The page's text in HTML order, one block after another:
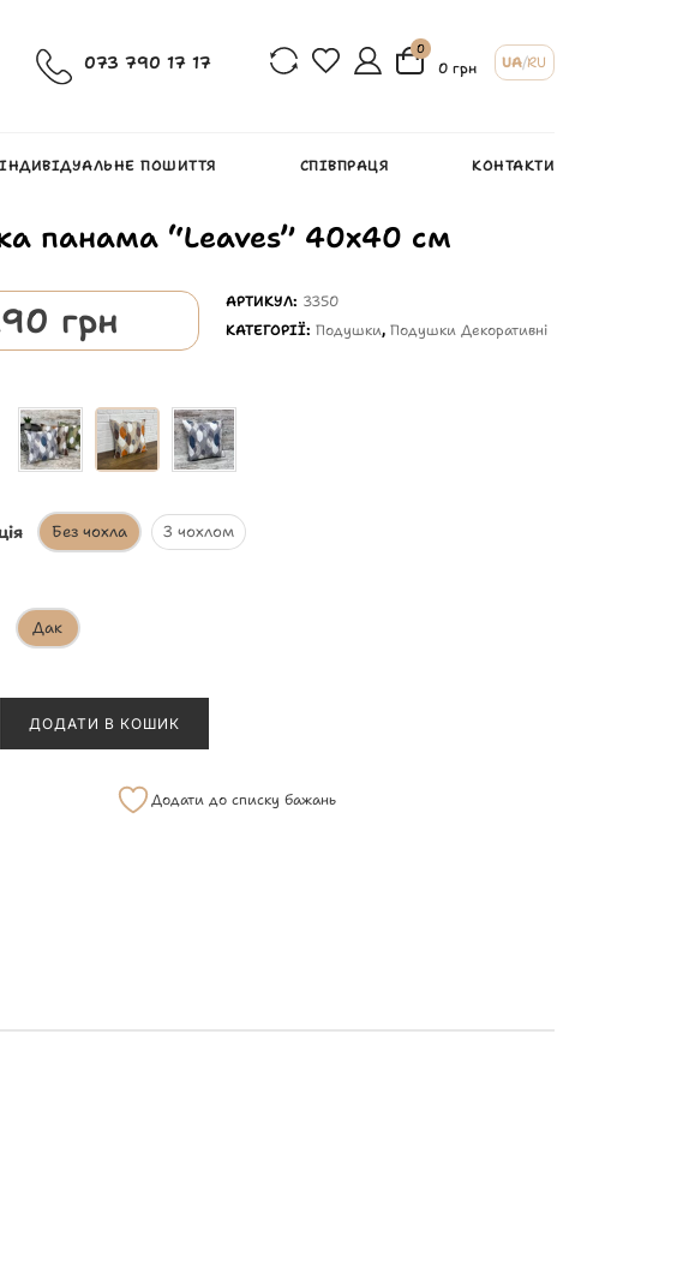
073 790 17 17
0
0 грн UA/RU
ІНДИВІДУАЛЬНЕ ПОШИТТЯ СПІВПРАЦЯ КОНТАКТИ
панама “Leaves” 40х40 см
грн АРТИКУЛ: 3350
КАТЕГОРІЇ:Подушки,Подушки Декоративні
Без чохла З чохлом
Дак
ДОДАТИ В КОШИК
Додати до списку бажань